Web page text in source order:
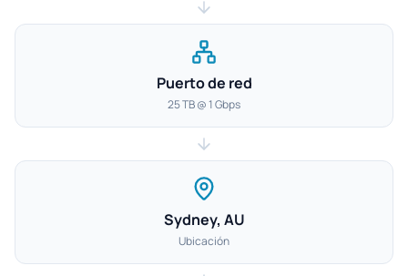
Puerto de red
25 TB @ 1 Gbps
Sydney, AU
Ubicación